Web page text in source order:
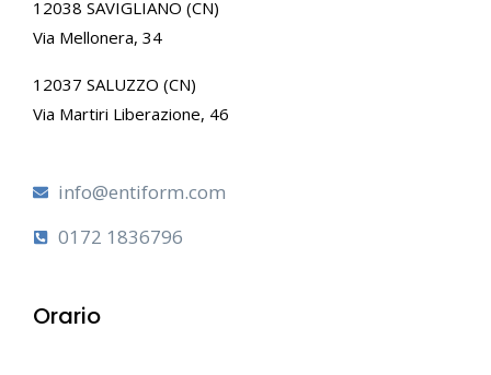
12038 SAVIGLIANO (CN)
Via Mellonera, 34
12037 SALUZZO (CN)
Via Martiri Liberazione, 46
info@entiform.com
0172 1836796
Orario